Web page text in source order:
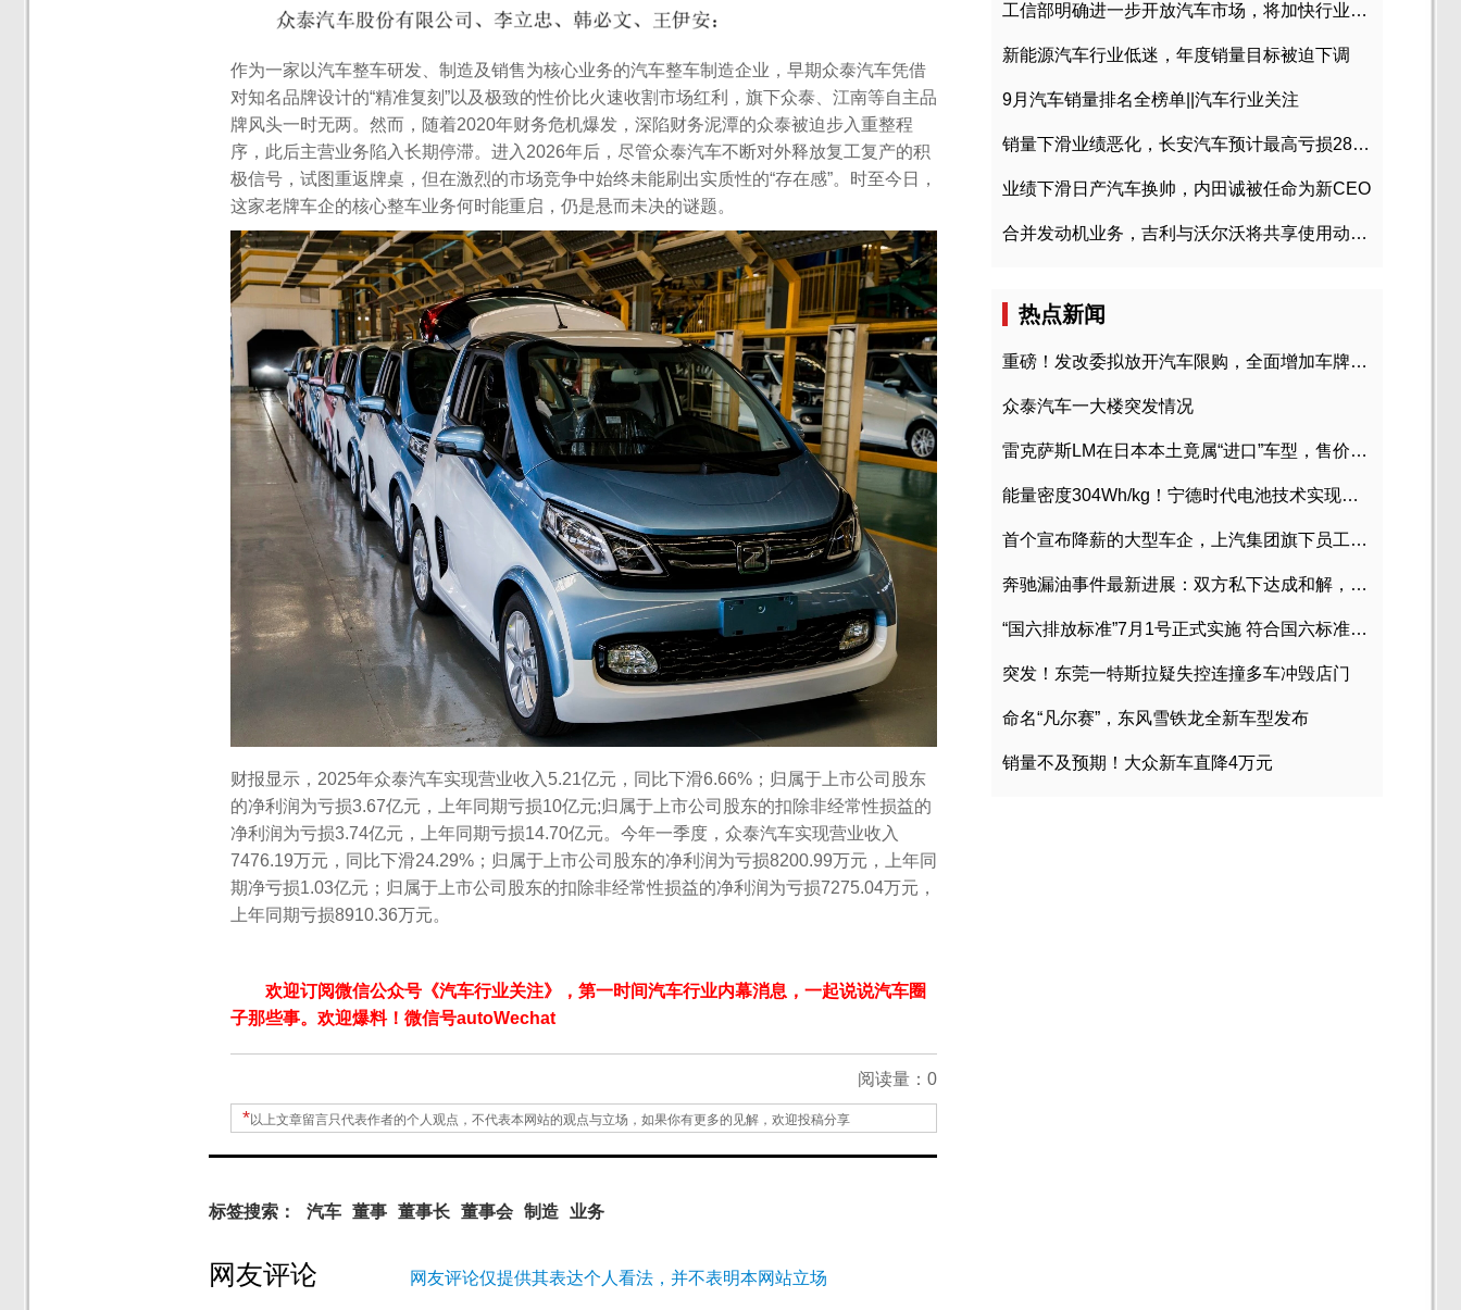
作为一家以汽车整车研发、制造及销售为核心业务的汽车整车制造企业，早期众泰汽车凭借
对知名品牌设计的“精准复刻”以及极致的性价比火速收割市场红利，旗下众泰、江南等自主品
牌风头一时无两。然而，随着2020年财务危机爆发，深陷财务泥潭的众泰被迫步入重整程
序，此后主营业务陷入长期停滞。进入2026年后，尽管众泰汽车不断对外释放复工复产的积
极信号，试图重返牌桌，但在激烈的市场竞争中始终未能刷出实质性的“存在感”。时至今日，
这家老牌车企的核心整车业务何时能重启，仍是悬而未决的谜题。
财报显示，2025年众泰汽车实现营业收入5.21亿元，同比下滑6.66%；归属于上市公司股东
的净利润为亏损3.67亿元，上年同期亏损10亿元;归属于上市公司股东的扣除非经常性损益的
净利润为亏损3.74亿元，上年同期亏损14.70亿元。今年一季度，众泰汽车实现营业收入
7476.19万元，同比下滑24.29%；归属于上市公司股东的净利润为亏损8200.99万元，上年同
期净亏损1.03亿元；归属于上市公司股东的扣除非经常性损益的净利润为亏损7275.04万元，
上年同期亏损8910.36万元。
欢迎订阅微信公众号《汽车行业关注》，第一时间汽车行业内幕消息，一起说说汽车圈
子那些事。欢迎爆料！微信号autoWechat
阅读量： 0
*以上文章留言只代表作者的个人观点，不代表本网站的观点与立场，如果你有更多的见解，欢迎投稿分享
标签搜索： 汽车 董事 董事长 董事会 制造 业务
网友评论 网友评论仅提供其表达个人看法，并不表明本网站立场
工信部明确进一步开放汽车市场，将加快行业兼并重组
新能源汽车行业低迷，年度销量目标被迫下调
9月汽车销量排名全榜单||汽车行业关注
销量下滑业绩恶化，长安汽车预计最高亏损28亿元
业绩下滑日产汽车换帅，内田诚被任命为新CEO
合并发动机业务，吉利与沃尔沃将共享使用动力总成
热点新闻
重磅！发改委拟放开汽车限购，全面增加车牌指标
众泰汽车一大楼突发情况
雷克萨斯LM在日本本土竟属“进口”车型，售价2580万日元
能量密度304Wh/kg！宁德时代电池技术实现突破
首个宣布降薪的大型车企，上汽集团旗下员工降薪文件曝光
奔驰漏油事件最新进展：双方私下达成和解，工商已介入调查
“国六排放标准”7月1号正式实施 符合国六标准车型目录一览
突发！东莞一特斯拉疑失控连撞多车冲毁店门
命名“凡尔赛”，东风雪铁龙全新车型发布
销量不及预期！大众新车直降4万元